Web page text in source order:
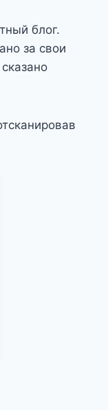
блог.
за свои